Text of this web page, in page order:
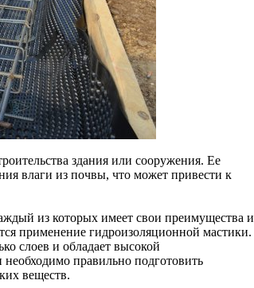
здания или сооружения. Ее
влаги из почвы, что может привести к
из которых имеет свои преимущества и
применение гидроизоляционной мастики.
слоев и обладает высокой
правильно подготовить
веществ.